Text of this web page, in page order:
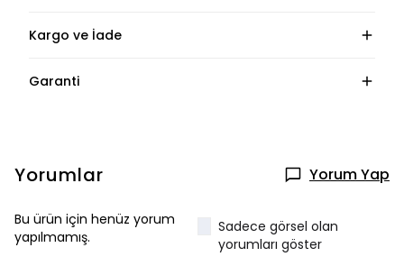
Kargo ve İade
Garanti
Yorumlar Yorum Yap
Bu ürün için henüz yorum
yapılmamış.
Sadece görsel olan
yorumları göster